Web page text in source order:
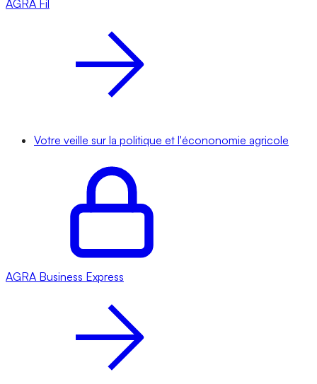
AGRA Fil
Votre veille sur la politique et l'écononomie agricole
AGRA Business Express